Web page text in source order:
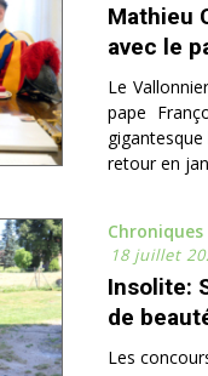
Mathieu
avec le
Le
pape
retour en
Chroniques
18 juillet
Insolite:
de
Les